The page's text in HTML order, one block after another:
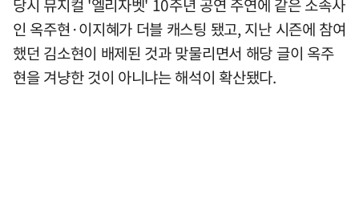
인 옥주현·이지혜가 더블 캐스팅 됐고, 지난 시즌에 참여
했던 김소현이 배제된 것과 맞물리면서 해당 글이 옥주
현을 겨냥한 것이 아니냐는 해석이 확산됐다.